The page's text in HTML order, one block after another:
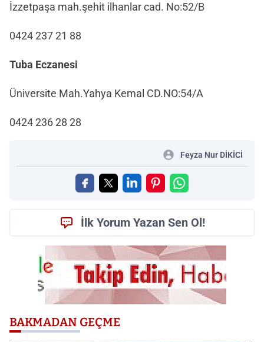
İzzetpaşa mah.şehit ilhanlar cad. No:52/B
0424 237 21 88
Tuba Eczanesi
Üniversite Mah.Yahya Kemal CD.NO:54/A
0424 236 28 28
Feyza Nur DİKİCİ
İlk Yorum Yazan Sen Ol!
BAKMADAN GEÇME